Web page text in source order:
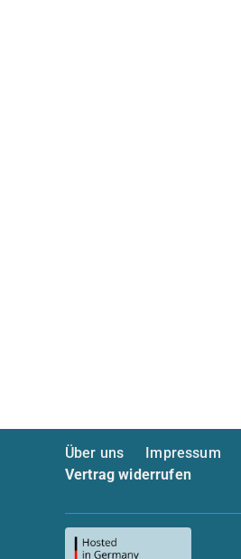
Über uns Impressum
Vertrag widerrufen